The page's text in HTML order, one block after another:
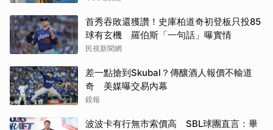
首秀吞敗還獲讚！史庫柏道奇初登板只投85
球有玄機 羅伯斯「一句話」曝實情
民視新聞網
差一點搶到Skubal？傳釀酒人報價不輸道
奇 美媒曝交易內幕
鏡報
波波卡有行無市索價高 SBL球團直言：畢